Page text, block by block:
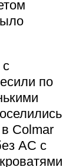
по
Colmar
АС с